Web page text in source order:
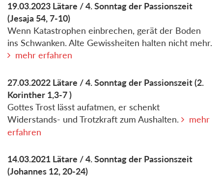
19.03.2023 Lätare / 4. Sonntag der Passionszeit
(Jesaja 54, 7-10)
Wenn Katastrophen einbrechen, gerät der Boden
ins Schwanken. Alte Gewissheiten halten nicht mehr.
mehr erfahren
27.03.2022 Lätare / 4. Sonntag der Passionszeit(2.
Korinther 1,3-7 )
Gottes Trost lässt aufatmen, er schenkt
Widerstands- und Trotzkraft zum Aushalten.
mehr
erfahren
14.03.2021 Lätare / 4. Sonntag der Passionszeit
(Johannes 12, 20-24)